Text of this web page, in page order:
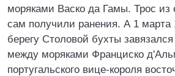
моряками Васко да Гамы. Трос из
сам получили ранения. А 1 марта
берегу Столовой бухты
между моряками Франциско
португальского вице-короля